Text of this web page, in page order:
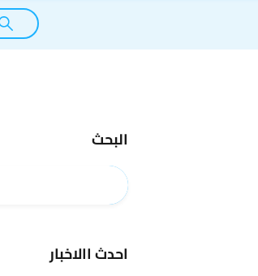
البحث
احدث االاخبار